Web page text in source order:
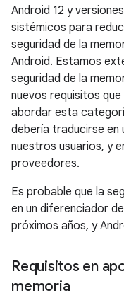
Android 12 y
sistémicos para
seguridad de la
Android. Estamos
seguridad de la
nuevos requisitos
abordar esta
debería traducirse en
nuestros usuarios, y
proveedores.
Es probable que la
en un diferenciador
próximos años, y
Requisitos en
memoria